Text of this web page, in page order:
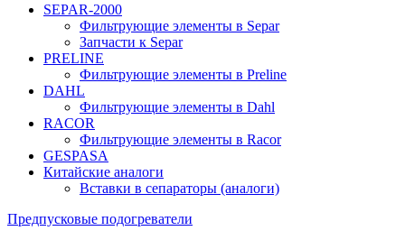
SEPAR-2000
Фильтрующие элементы в Separ
Запчасти к Separ
PRELINE
Фильтрующие элементы в Preline
DAHL
Фильтрующие элементы в Dahl
RACOR
Фильтрующие элементы в Racor
GESPASA
Китайские аналоги
Вставки в сепараторы (аналоги)
Предпусковые подогреватели